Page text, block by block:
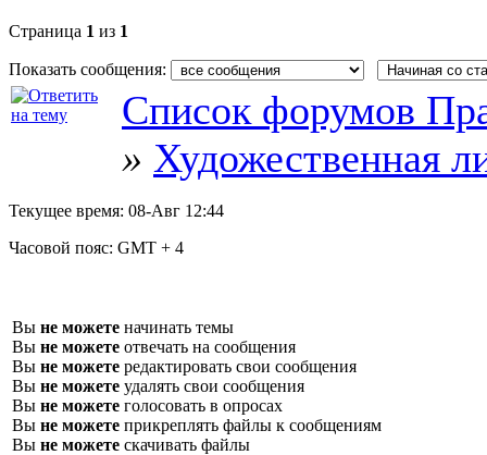
Страница 1 из 1
Показать сообщения:
Список форумов
» Художественная
Текущее время: 08-Авг 12:44
Часовой пояс: GMT + 4
Вы не можете начинать темы
Вы не можете отвечать на сообщения
Вы не можете редактировать свои сообщения
Вы не можете удалять свои сообщения
Вы не можете голосовать в опросах
Вы не можете прикреплять файлы к сообщениям
Вы не можете скачивать файлы